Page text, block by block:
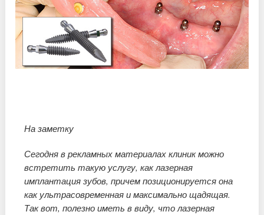
На заметку
Сегодня в рекламных материалах клиник можно
встретить такую услугу, как лазерная
имплантация зубов, причем позиционируется она
как ультрасовременная и максимально щадящая.
Так вот, полезно иметь в виду, что лазерная